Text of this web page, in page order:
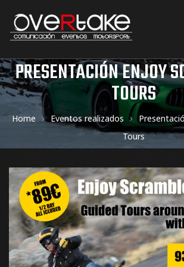
PRESENTACIÓN ENJOY
TOURS
Home Eventos realizados
Tours
de